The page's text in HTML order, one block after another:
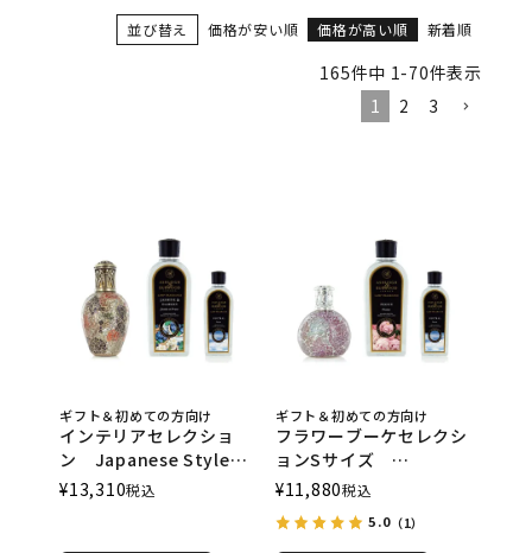
並び替え 価格が安い順 価格が高い順 新着順
165件中 1-70件表示
1
2 3
ギフト＆初めての方向け
インテリアセレクショ
ン Japanese Style
ASHLEIGH&BURWOOD
（アシュレイアンドバー
¥13,310税込
ギフト＆初めての方向け
フラワーブーケセレクシ
ョンSサイズ
ASHLEIGH&BURWOOD
（アシュレイアンドバー
ウッド）
¥11,880税込
5.0（1）